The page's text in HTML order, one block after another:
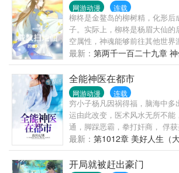
网游动漫 连载
柳柊是金鳌岛的柳树精，化形后
子。实际上，柳柊是杨眉大仙的
空属性，神魂能够前往其他世界
界，柳柊看到了和的小说电视。
的真相后，柳柊开始暗搓搓地
最新： 第两千一百二十九章
全能神医在都市
网游动漫 连载
穷小子杨凡因祸得福，脑海中多
运由此改变，医术风水无所不能
通，脚踩恶霸，拳打奸商， 俘
村都市。
最新： 第1012章 美好人生（大
开局就被赶出豪门